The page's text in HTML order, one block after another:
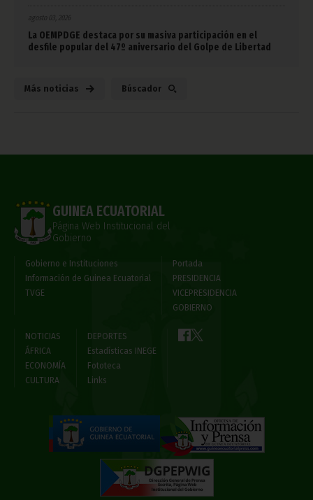
La OEMPDGE destaca por su masiva participación en el
desfile popular del 47º aniversario del Golpe de Libertad
Más noticias Búscador
GUINEA ECUATORIAL
Página Web Institucional del
Gobierno
Gobierno e Instituciones
Información de Guinea Ecuatorial
TVGE
Portada
PRESIDENCIA
VICEPRESIDENCIA
GOBIERNO
NOTICIAS
ÁFRICA
ECONOMÍA
CULTURA
DEPORTES
Estadísticas INEGE
Fototeca
Links